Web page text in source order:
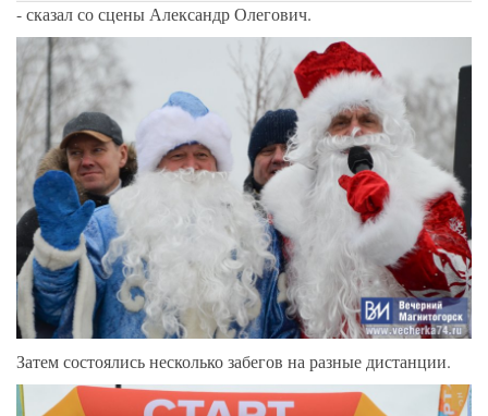
- сказал со сцены Александр Олегович.
Затем состоялись несколько забегов на разные дистанции.